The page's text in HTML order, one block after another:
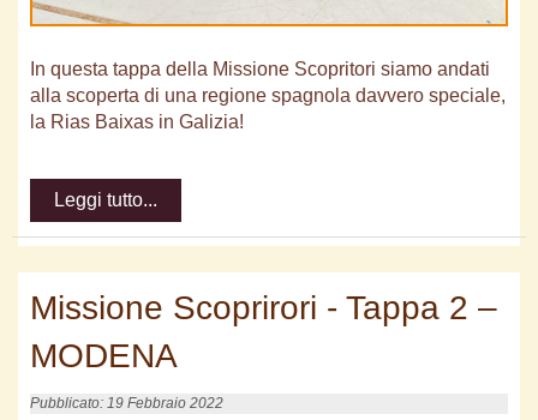
In questa tappa della Missione Scopritori siamo andati
alla scoperta di una regione spagnola davvero speciale,
la Rias Baixas in Galizia!
Leggi tutto...
Missione Scoprirori - Tappa 2 –
MODENA
Pubblicato: 19 Febbraio 2022